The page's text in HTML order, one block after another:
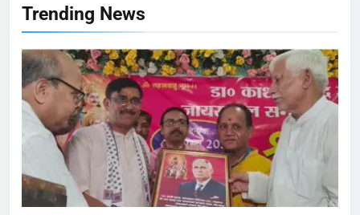
Trending NewsNATIONAL
167
Ballia : थैंक्यू बलिया पुलिस: पीड़िता को
मिले 1.38 लाख रूपये
NATIONAL बलिया
कोचिंग सेंटर में लगी भीषण आग, जान
बचाने के लिए छात्रों ने लगाई छलांग, कई